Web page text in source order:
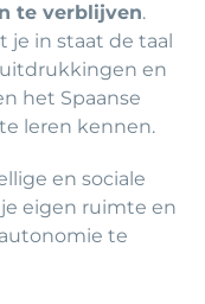
te verblijven.
je in staat de taal
en
het Spaanse
leren kennen.
en sociale
eigen ruimte en
te